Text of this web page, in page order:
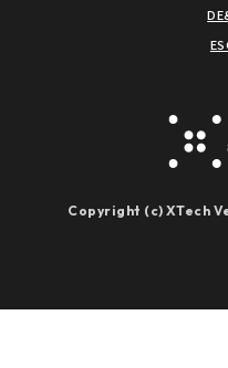
Copyright (c) XTech